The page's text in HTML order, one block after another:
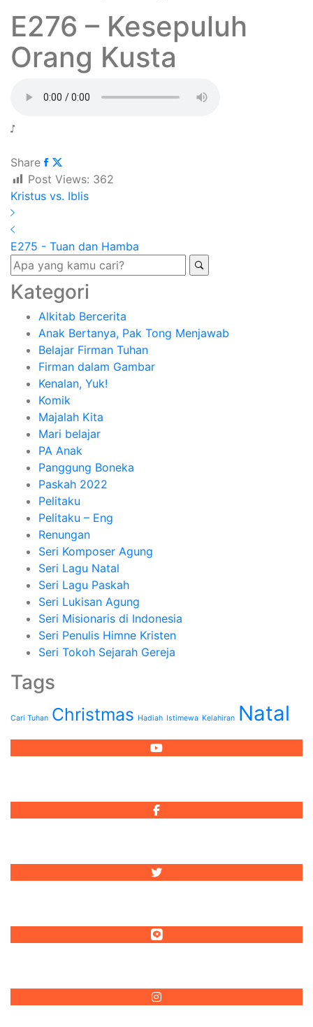
E276 – Kesepuluh
Orang Kusta
Share
Post Views: 362
Kristus vs. Iblis
E275 - Tuan dan Hamba
Kategori
Alkitab Bercerita
Anak Bertanya, Pak Tong Menjawab
Belajar Firman Tuhan
Firman dalam Gambar
Kenalan, Yuk!
Komik
Majalah Kita
Mari belajar
PA Anak
Panggung Boneka
Paskah 2022
Pelitaku
Pelitaku – Eng
Renungan
Seri Komposer Agung
Seri Lagu Natal
Seri Lagu Paskah
Seri Lukisan Agung
Seri Misionaris di Indonesia
Seri Penulis Himne Kristen
Seri Tokoh Sejarah Gereja
Tags
Cari Tuhan Christmas Hadiah Istimewa Kelahiran Natal